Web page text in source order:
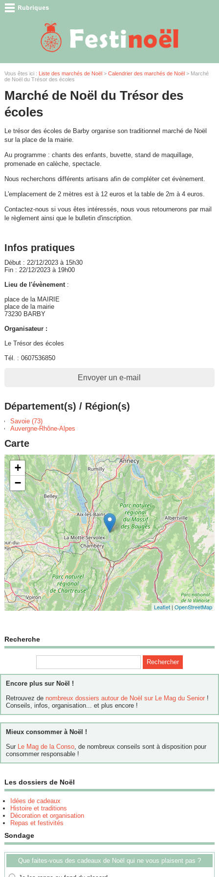
Vous êtes ici : Liste des marchés de Noël> Calendrier des marchés de Noël> Marché
de Noël du Trésor des écoles
Marché de Noël du Trésor des
écoles
Le trésor des écoles de Barby organise son traditionnel marché de Noël
sur la place de la mairie.
Au programme : chants des enfants, buvette, stand de maquillage,
promenade en calèche, spectacle.
Nous recherchons différents artisans afin de compléter cet évènement.
L'emplacement de 2 mètres est à 12 euros et la table de 2m à 4 euros.
Contactez-nous si vous êtes intéressés, nous vous retournerons par mail
le règlement ainsi que le bulletin d'inscription.
Infos pratiques
Début : 22/12/2023 à 15h30
Fin : 22/12/2023 à 19h00
Lieu de l'évènement:
place de la MAIRIE
place de la mairie
73230 BARBY
Organisateur :
Le Trésor des écoles
Tél. : 0607536850
Envoyer un e-mail
Département(s) / Région(s)
Savoie (73)
Auvergne-Rhône-Alpes
Carte
+
−
Leaflet |OpenStreetMap
Recherche
Encore plus sur Noël !
Retrouvez de nombreux dossiers autour de Noël sur Le Mag du Senior !
Conseils, infos, organisation... et plus encore !
Mieux consommer à Noël !
Sur
Le Mag de la Conso , de nombreux conseils sont à disposition pour
consommer responsable !
Les dossiers de Noël
Idées de cadeaux
Histoire et traditions
Décoration et organisation
Repas et festivités
Sondage
Que faites-vous des cadeaux de Noël qui ne vous plaisent pas ?